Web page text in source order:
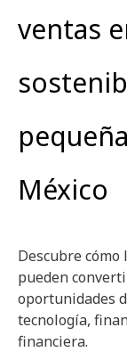
ventas
México
Descubre cómo
pueden
oportunidades
tecnología,
financiera.